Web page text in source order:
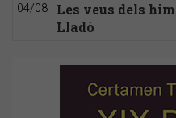
04/08
Les veus dels
Lladó